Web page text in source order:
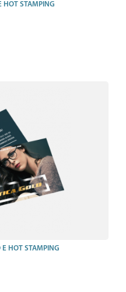
HOT STAMPING
E HOT STAMPING